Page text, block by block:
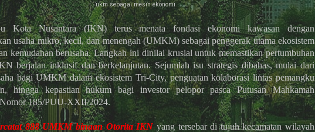
ukm sebagai mesin ekonomi
Kota Nusantara (IKN) terus menata fondasi ekonomi kawasan dengan
usaha mikro, kecil, dan menengah (UMKM) sebagai penggerak utama ekosistem
kemudahan berusaha. Langkah ini dinilai krusial untuk memastikan pertumbuhan
berjalan inklusif dan berkelanjutan. Sejumlah isu strategis dibahas, mulai dari
bagi UMKM dalam ekosistem Tri-City, penguatan kolaborasi lintas pemangku
hingga kepastian hukum bagi investor pelopor pasca Putusan Mahkamah
185/PUU-XXII/2024.
888 UMKM binaan Otorita IKN yang tersebar di tujuh kecamatan wilayah